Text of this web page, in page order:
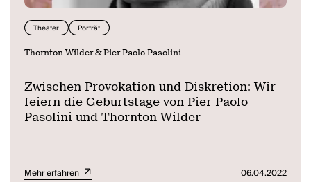
Theater Porträt
Thornton Wilder & Pier Paolo Pasolini
Zwischen Provokation und Diskretion: Wir
feiern die Geburtstage von Pier Paolo
Pasolini und Thornton Wilder
Mehr erfahren 06.04.2022